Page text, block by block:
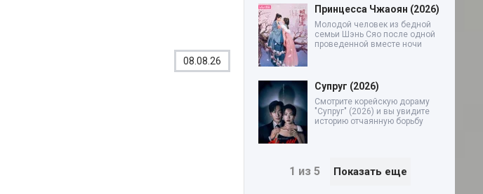
08.08.26
Принцесса Чжаоян (2026)
Молодой человек из бедной
семьи Шэнь Сяо после одной
проведенной вместе ночи
Супруг (2026)
Смотрите корейскую дораму
"Супруг" (2026) и вы увидите
историю отчаянную борьбу
1 из 5 Показать еще